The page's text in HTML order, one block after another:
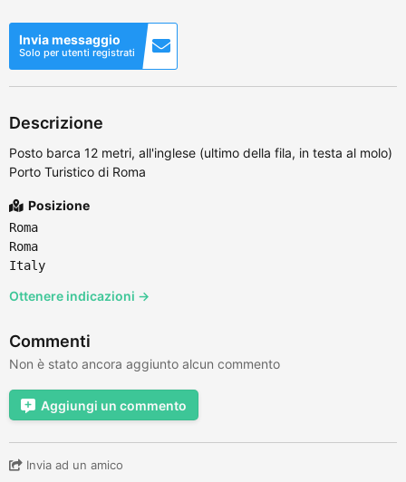
Invia messaggio
Solo per utenti registrati
Descrizione
Posto barca 12 metri, all'inglese (ultimo della fila, in testa al molo)
Porto Turistico di Roma
Posizione
Roma
Roma
Italy
Ottenere indicazioni →
Commenti
Non è stato ancora aggiunto alcun commento
Aggiungi un commento
Invia ad un amico